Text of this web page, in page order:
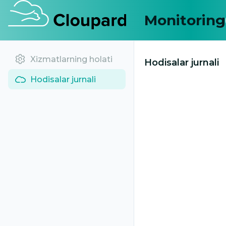
Monitoring
Xizmatlarning holati
Hodisalar jurnali
Hodisalar jurnali